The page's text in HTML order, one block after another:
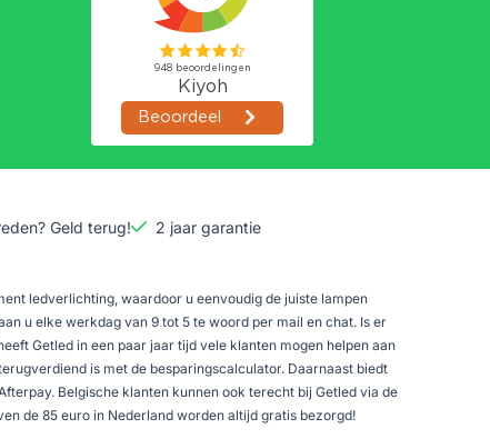
Geld terug! 2 jaar garantie
ledverlichting, waardoor u eenvoudig de juiste lampen
u elke werkdag van 9 tot 5 te woord per mail en chat. Is er
Getled in een paar jaar tijd vele klanten mogen helpen aan
is met de besparingscalculator. Daarnaast biedt
Belgische klanten kunnen ook terecht bij Getled via de
de 85 euro in Nederland worden altijd gratis bezorgd!